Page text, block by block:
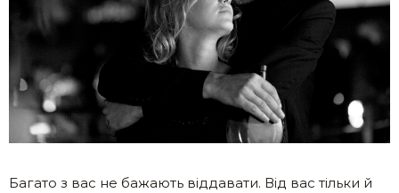
Багато з вас не бажають віддавати. Від вас тільки й